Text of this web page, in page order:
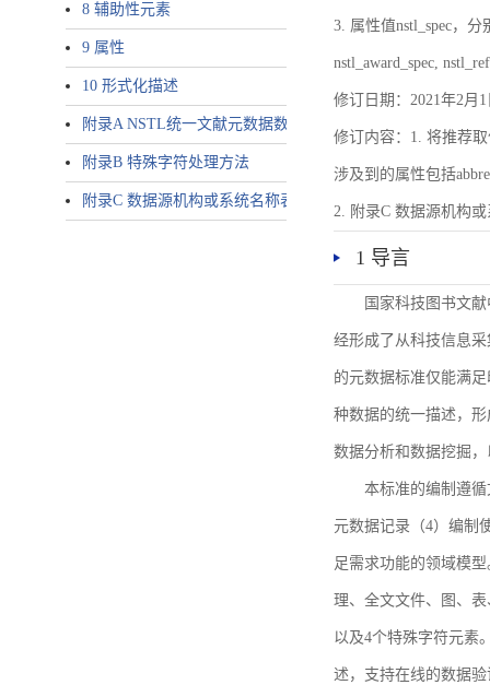
8 辅助性元素
9 属性
10 形式化描述
附录A NSTL统一文献元数据数据唯一标识符规则
附录B 特殊字符处理方法
附录C 数据源机构或系统名称表
3. 属性值nstl_spec，分
nstl_award_spec,
修订日期：2021年2月1
修订内容：1. 将推荐
涉及到的属性包括
2. 附录C 数据源机构或
1 导言
国家科技图书文
经形成了从科技信息
的元数据标准仅能满
种数据的统一描述，
数据分析和数据挖掘
本标准的编制遵
元数据记录（4）编制
足需求功能的领域模
理、全文文件、图、
以及4个特殊字符元素
述，支持在线的数据